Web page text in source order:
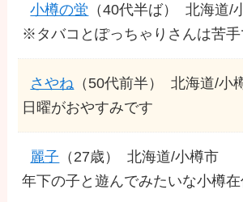
小樽の蛍 （40代半ば）
北海道/
※タバコとぽっちゃりさんは苦手
さやね （50代前半）
北海道/小
日曜がおやすみです
麗子 （27歳）
北海道/小樽市
年下の子と遊んでみたいな小樽